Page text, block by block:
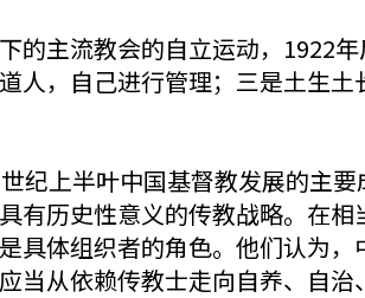
的主流教会的自立运动，1922
人，自己进行管理；三是土生
纪上半叶中国基督教发展的主
有历史性意义的传教战略。在
具体组织者的角色。他们认为
当从依赖传教士走向自养、自